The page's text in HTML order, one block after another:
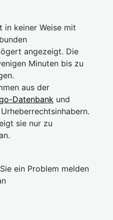
in keiner Weise mit
angezeigt. Die
Minuten bis zu
aus der
Datenbank und
sie nur zu
ein Problem melden